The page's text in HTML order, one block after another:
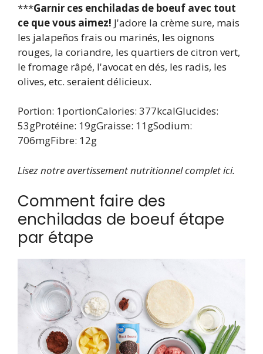
***Garnir ces enchiladas de boeuf avec tout
ce que vous aimez! J'adore la crème sure, mais
les jalapeños frais ou marinés, les oignons
rouges, la coriandre, les quartiers de citron vert,
le fromage râpé, l'avocat en dés, les radis, les
olives, etc. seraient délicieux.
Portion: 1portionCalories: 377kcalGlucides:
53gProtéine: 19gGraisse: 11gSodium:
706mgFibre: 12g
Lisez notre avertissement nutritionnel complet ici.
Comment faire des
enchiladas de boeuf étape
par étape